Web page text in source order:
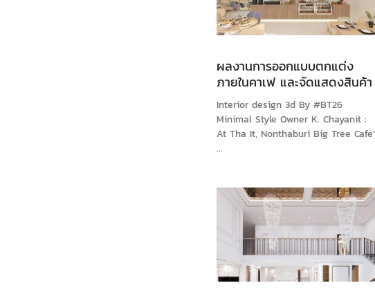
ผลงานการออกแบบตกแต่ง
ภายในคาเฟ และจัดแสดงสินค้า
Big Tree Cafa
Interior design 3d By #BT26
Minimal Style Owner K. Chayanit :
At Tha It, Nonthaburi Big Tree Cafe'
...